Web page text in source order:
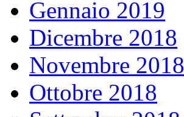
Gennaio 2019
Dicembre 2018
Novembre 2018
Ottobre 2018